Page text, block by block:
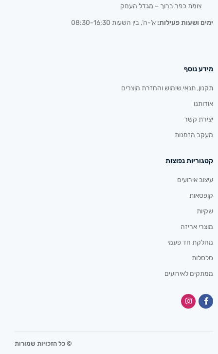
צומת כפר ברוך – מגדל העמק
ימים ושעות פעילות: א’-ה’, בין השעות 08:30-16:30
מידע נוסף
תקנון, תנאי שימוש והחזרת מוצרים
אודותנו
יצירת קשר
מעקב הזמנות
קטגוריות נפוצות
עיצוב אירועים
קופסאות
שקיות
מוצרי אריזה
מחלקת חד פעמי
סלסלות
ממתקים לאירועים
© כל הזכויות שמורות